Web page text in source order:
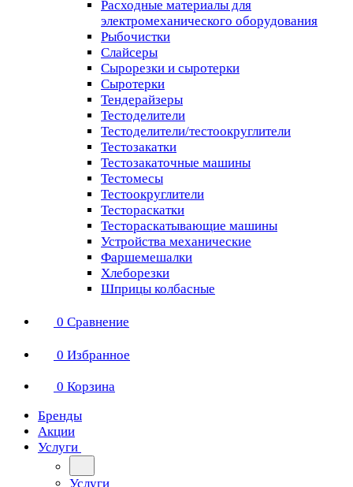
Расходные материалы для
электромеханического оборудования
Рыбочистки
Слайсеры
Сырорезки и сыротерки
Сыротерки
Тендерайзеры
Тестоделители
Тестоделители/тестоокруглители
Тестозакатки
Тестозакаточные машины
Тестомесы
Тестоокруглители
Тестораскатки
Тестораскатывающие машины
Устройства механические
Фаршемешалки
Хлеборезки
Шприцы колбасные
0 Сравнение
0 Избранное
0 Корзина
Бренды
Акции
Услуги
Услуги